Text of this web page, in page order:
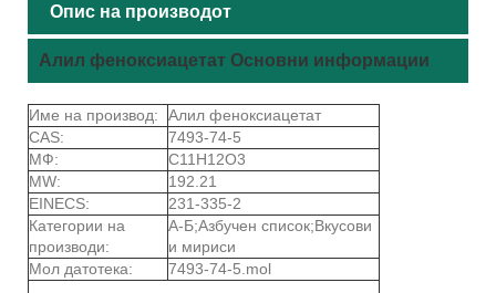
Опис на производот
Алил феноксиацетат Основни информации
Име на производ:
Алил феноксиацетат
CAS:
7493-74-5
МФ:
C11H12O3
MW:
192.21
EINECS:
231-335-2
Категории на
производи:
А-Б;Азбучен список;Вкусови
и мириси
Мол датотека:
7493-74-5.mol